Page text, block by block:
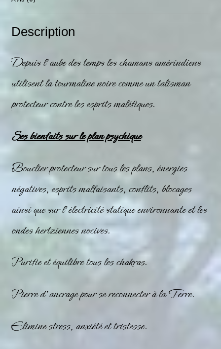
Description
Depuis l’aube des temps les chamans amérindiens
utilisent latourmaline noirecomme un talisman
protecteur contre les esprits maléfiques.
Ses bienfaits sur le plan psychique
Bouclier protecteur sur tous les plans, énergies
négatives, esprits malfaisants, conflits, blocages
ainsi que sur l’électricité statique environnante et les
ondes hertziennes nocives.
Purifie et équilibre tous les chakras.
Pierre d’ancrage pour se reconnecter à la Terre.
Elimine stress, anxiété et tristesse.